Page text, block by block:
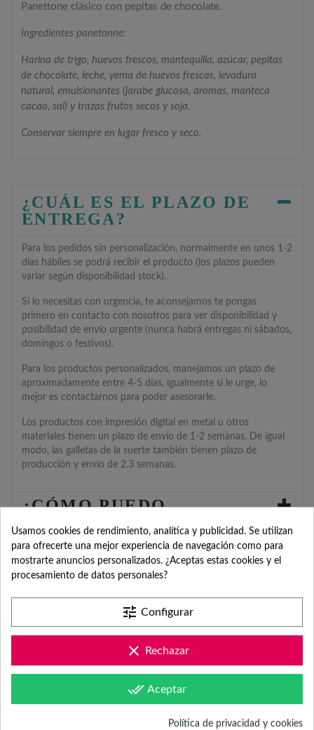
Panettone clásico con pepitas de chocolate.
Ingredientes panetonne:
Harina de trigo, huevos frescos, mantequilla, azúcar, pepitas
de chocolate, leche, yema de huevos frescas, levadura
natural, emulsionantes (jarabe glucosa, aromas, manteca
cacao, sal) y trazas frutos secos y soja.
Conservar siempre en lugar fresco y seco.
¿CUÁL ES EL PLAZO DE
ENTREGA?
Para los pedidos sin personalización, normalmente en unos 1-2
días hábiles se podrá recibir el producto (los plazos pueden
variar según disponibilidad stock).
Si lo necesitas con urgencia, te aconsejamos te pongas
primero en contacto con nosotros para ver disponibilidad y
posibilidad de envío urgente (nunca habrá entregas ni sábados,
domingos o festivos).
Para los productos personalizados, manejamos un plazo de
aproximadamente entre 4-5 días, igualmente si le urge, lo
mejor es contactarnos para poder asesorarle.
Los productos con impresión digital en metal u otros
materiales tienen un plazo de envío de 1-2 semanas. De igual
modo, las galletas de la suerte también tienen plazo de
producción y envío de 2.3 semanas.
¿CÓMO PUEDO
PERSONALIZAR EL
PRODUCTO?
TODAVÍA NO TENGO EL
¿CUÁNTO ES EL COSTE
DE ENVÍO?
¿POR QUÉ TENGO QUE
INDICAR FECHA DEL
EVENTO?
Usamos cookies de rendimiento, analítica y publicidad. Se utilizan
para ofrecerte una mejor experiencia de navegación como para
mostrarte anuncios personalizados. ¿Aceptas estas cookies y el
procesamiento de datos personales?
tune Configurar
clear Rechazar
done_all Aceptar
Política de privacidad y cookies